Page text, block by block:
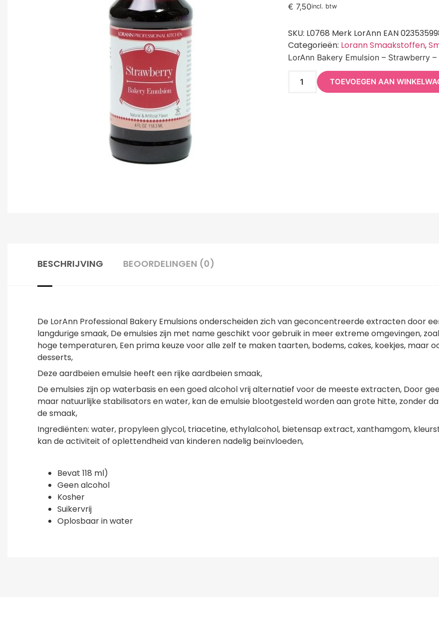
€ 7,50incl. btw
SKU: L0768 Merk LorAnn EAN
Categorieën: Lorann Smaakstoffen,
LorAnn Bakery Emulsion – Strawberry –
TOEVOEGEN AAN
BESCHRIJVING BEOORDELINGEN (0)
De LorAnn Professional Bakery Emulsions onderscheiden zich van geconcentreerde extracten door
langdurige smaak, De emulsies zijn met name geschikt voor gebruik in meer extreme omgevingen,
hoge temperaturen, Een prima keuze voor alle zelf te maken taarten, bodems, cakes, koekjes, maar
desserts,
Deze aardbeien emulsie heeft een rijke aardbeien smaak,
De emulsies zijn op waterbasis en een goed alcohol vrij alternatief voor de meeste extracten, Door
maar natuurlijke stabilisators en water, kan de emulsie blootgesteld worden aan grote hitte, zonder
de smaak,
Ingrediënten: water, propyleen glycol, triacetine, ethylalcohol, bietensap extract, xanthamgom,
kan de activiteit of oplettendheid van kinderen nadelig beïnvloeden,
Bevat 118 ml)
Geen alcohol
Kosher
Suikervrij
Oplosbaar in water